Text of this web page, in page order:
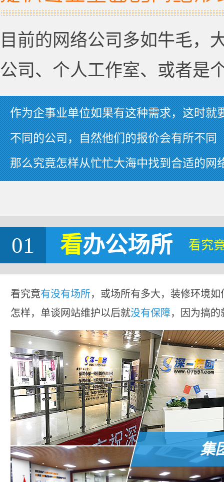
目前的网络公司多如牛毛，
公司、个人工作室、或者是
作为企事业单位如果有这种需求，这时就
不同的公司，自然他们的报价会有所不同
那么究竟怎样从忙忙大海中找到合适的网
01 看办公场所 看究
看究竟有没有场所，或场所有多大，装修环境
怎样，单谈网站维护以后就没有保障，因为搞
集